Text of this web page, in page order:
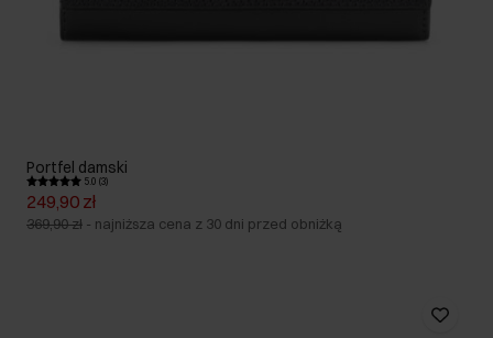
Portfel damski
5.0 (3)
249,90 zł
369,90 zł - najniższa cena z 30 dni przed obniżką